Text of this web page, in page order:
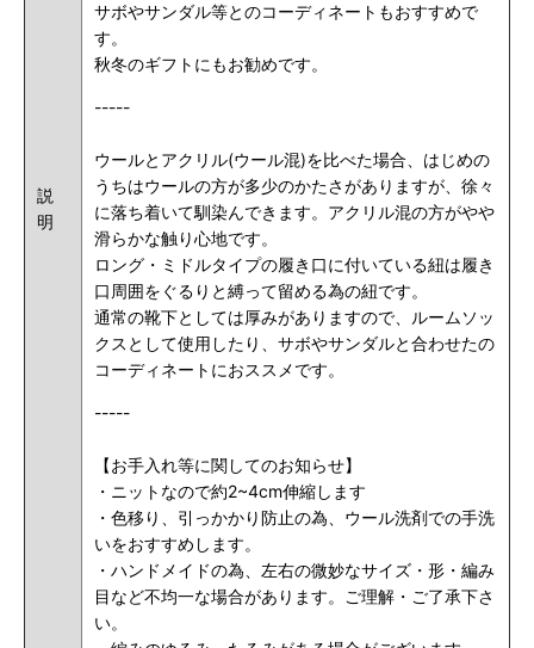
説
明
サボやサンダル等とのコーディネートもおすすめで
す。
秋冬のギフトにもお勧めです。
-----
ウールとアクリル(ウール混)を比べた場合、はじめの
うちはウールの方が多少のかたさがありますが、徐々
に落ち着いて馴染んできます。アクリル混の方がやや
滑らかな触り心地です。
ロング・ミドルタイプの履き口に付いている紐は履き
口周囲をぐるりと縛って留める為の紐です。
通常の靴下としては厚みがありますので、ルームソッ
クスとして使用したり、サボやサンダルと合わせたの
コーディネートにおススメです。
-----
【お手入れ等に関してのお知らせ】
・ニットなので約2~4cm伸縮します
・色移り、引っかかり防止の為、ウール洗剤での手洗
いをおすすめします。
・ハンドメイドの為、左右の微妙なサイズ・形・編み
目など不均一な場合があります。ご理解・ご了承下さ
い。